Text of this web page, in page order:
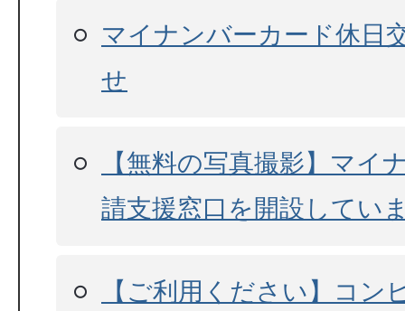
マイナンバーカード休日
せ
【無料の写真撮影】マイ
請支援窓口を開設してい
【ご利用ください】コン